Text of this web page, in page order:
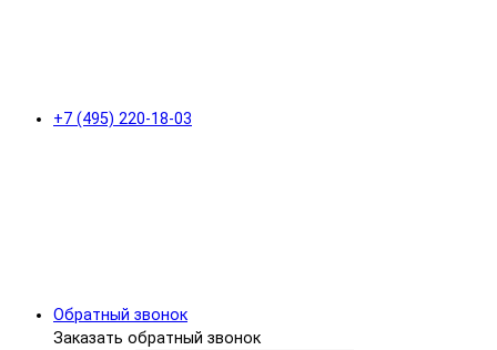
+7 (495) 220-18-03
Обратный звонок
Заказать обратный звонок